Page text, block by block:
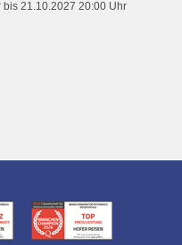
21.10.2027 20:00 Uhr